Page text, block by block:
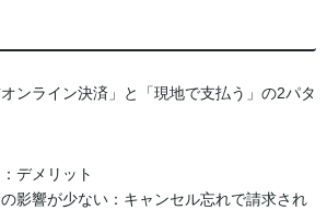
ンライン決済」と「現地で支払う」の2パタ
デメリット
の影響が少ない：キャンセル忘れで請求され